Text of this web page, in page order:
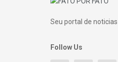
Seu portal de noticias
Follow Us